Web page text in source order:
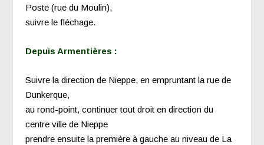
Poste (rue du Moulin),
suivre le fléchage.
Depuis Armentières :
Suivre la direction de Nieppe, en empruntant la rue de
Dunkerque,
au rond-point, continuer tout droit en direction du
centre ville de Nieppe
prendre ensuite la première à gauche au niveau de La